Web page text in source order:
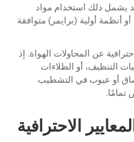
يشمل ذلك استخدام مواد
أنظمة أولية (برايمر) متوافقة
عن المحاولات الهواة. إذ
التنظيف، أو الطلاءات
أو عيوب في التشطيب
الاحترافية